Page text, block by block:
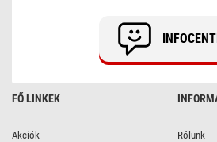
FŐ LINKEK
Akciók
Rólunk